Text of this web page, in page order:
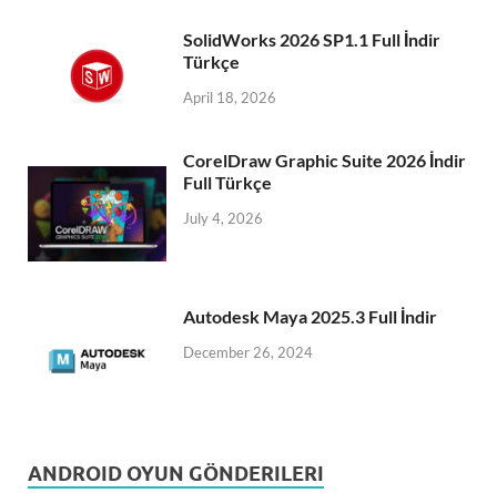
SolidWorks 2026 SP1.1 Full İndir
Türkçe
April 18, 2026
CorelDraw Graphic Suite 2026 İndir
Full Türkçe
July 4, 2026
Autodesk Maya 2025.3 Full İndir
December 26, 2024
ANDROID OYUN GÖNDERILERI